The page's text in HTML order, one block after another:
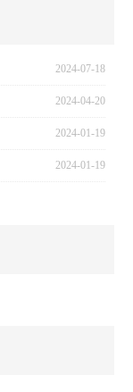
2024-07-18
2024-04-20
2024-01-19
2024-01-19